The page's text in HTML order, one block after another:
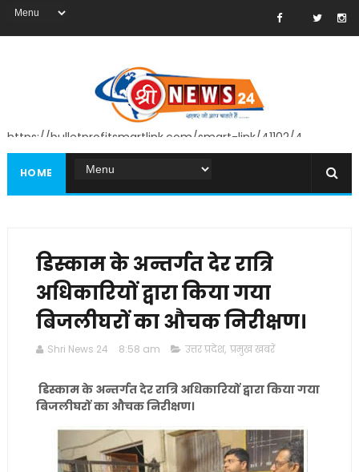
https://bulletprofitsmartlink.com/smart-link/41102/4
HOME
डिस्काम के अन्तर्गत देर रात्रि
अधिकारियों द्वारा किया गया
बिजलीघरों का औचक निरीक्षण।
Shri News 24 8:58 am उत्तर प्रदेश, प्रमुख खबरें
डिस्काम के अन्तर्गत देर रात्रि अधिकारियों द्वारा किया गया
बिजलीघरों का औचक निरीक्षण।